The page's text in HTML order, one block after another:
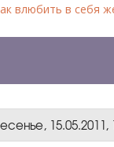
влюбить в себя